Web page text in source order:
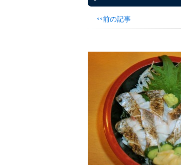
<<前の記事